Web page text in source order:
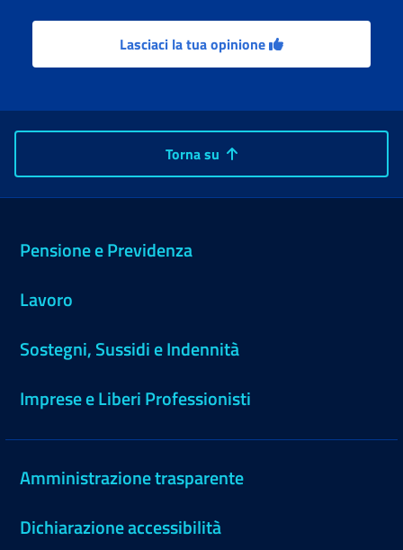
Lasciaci la tua opinione
Torna su
Pensione e Previdenza
Lavoro
Sostegni, Sussidi e Indennità
Imprese e Liberi Professionisti
Amministrazione trasparente
Dichiarazione accessibilità